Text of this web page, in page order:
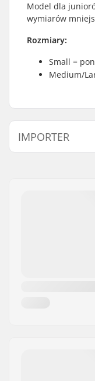
Model dla
wymiarów
Rozmiary:
Small =
Medium/
IMPORTER